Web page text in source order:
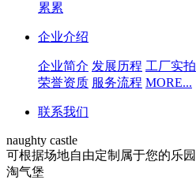
累累
企业介绍
企业简介 发展历程 工厂实拍
荣誉资质 服务流程 MORE...
联系我们
naughty castle
可根据场地自由定制属于您的乐园
淘气堡